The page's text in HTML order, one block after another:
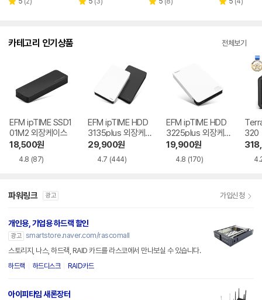
별
별
별
별
카테고리 인기상품 전체보기
EFM ipTIME SSD1
01M2 외장케이스
18,500원
4.8 (87)
EFM ipTIME HDD
3135plus 외장케
이스
29,900원
4.7 (444)
EFM ipTIME HDD
3225plus 외장케
이스
19,900원
4.8 (170)
320
파워링크 광고 가입신청
개인용, 기업용 하드랙 할인
광고 smartstore.naver.com/rascomall
스토리지, 나스, 하드랙, RAID 카드를 라스코에서 만나보실 수 있습니다.
하드랙 하드디스크 RAID카드
아이피타임 새론장터